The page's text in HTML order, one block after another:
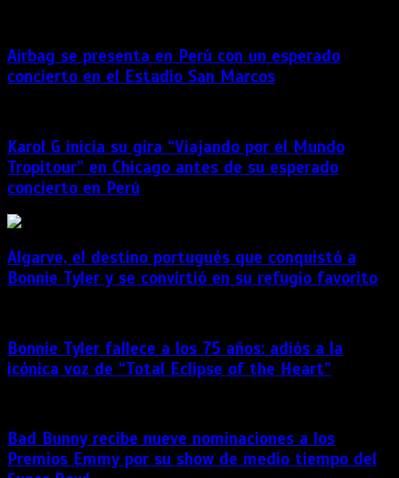
Airbag se presenta en Perú con un esperado
concierto en el Estadio San Marcos
Karol G inicia su gira “Viajando por el Mundo
Tropitour” en Chicago antes de su esperado
concierto en Perú
Algarve, el destino portugués que conquistó a
Bonnie Tyler y se convirtió en su refugio favorito
Bonnie Tyler fallece a los 75 años: adiós a la
icónica voz de “Total Eclipse of the Heart”
Bad Bunny recibe nueve nominaciones a los
Premios Emmy por su show de medio tiempo del